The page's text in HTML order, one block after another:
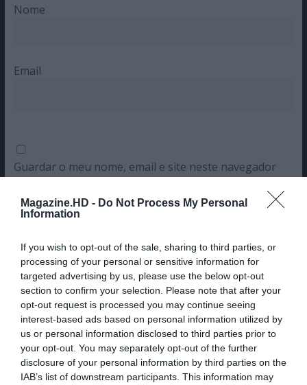
Magazine.HD - Do Not Process My Personal
Information
If you wish to opt-out of the sale, sharing to third parties, or
processing of your personal or sensitive information for
targeted advertising by us, please use the below opt-out
section to confirm your selection. Please note that after your
opt-out request is processed you may continue seeing
interest-based ads based on personal information utilized by
us or personal information disclosed to third parties prior to
your opt-out. You may separately opt-out of the further
disclosure of your personal information by third parties on the
IAB’s list of downstream participants. This information may
Nome
Email
Guardar o meu nome, email e site neste navegador
Sim, adicione-me à mailing list da Newsletter MHD